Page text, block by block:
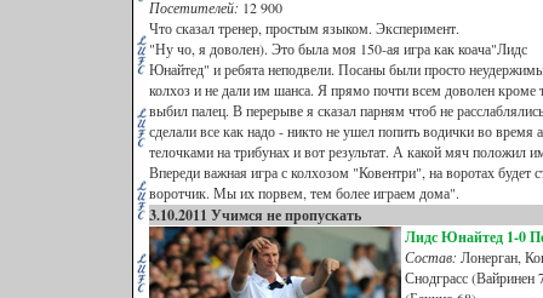
Посетителей: 12 900
Что сказал тренер, простым языком. Эксперимент.
"Ну чо, я доволен). Это была моя 150-ая игра как коача"Лидс
Юнайтед" и ребята неподвели. Посаны были просто
колхоз и не дали им шанса. Я прямо почти всем доволен кроме
выбил палец. В перерыве я сказал парням чтоб не
сделали все как надо - никто не ушел попить водички во время
телочками на трибунах и вот результат. А какой мяч положил
Впереди важная игра с колхозом "Ковентри", на воротах
воротчик. Мы их порвем, тем более играем дома".
3.10.2011 Учимся не пропускать
Лидс Юнайтед 1-0
Состав: Лонерган,
Снодграсс